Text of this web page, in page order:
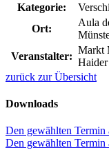
Kategorie:
Ort:
Aula
Veranstalter:
Markt
Haider
zurück zur Übersicht
Downloads
Den gewählten
Den gewählten